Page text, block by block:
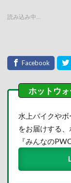
読み込み中…
水上バイクや
をお届けする
『みんなの